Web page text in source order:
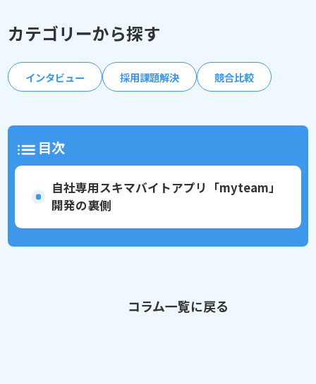
カテゴリーから探す
インタビュー 採用課題解決 競合比較
目次
自社専用スキマバイトアプリ「myteam」
開発の裏側
コラム一覧に戻る